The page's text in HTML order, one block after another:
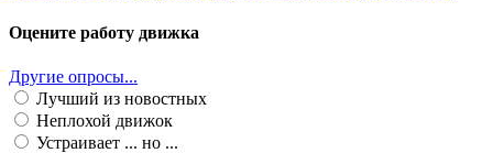
Оцените работу движка
Другие опросы...
Лучший из новостных
Неплохой движок
Устраивает ... но ...